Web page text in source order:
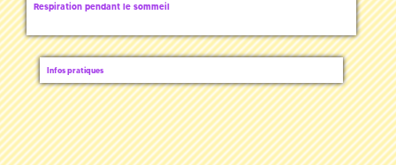
Respiration pendant le sommeil
Infos pratiques